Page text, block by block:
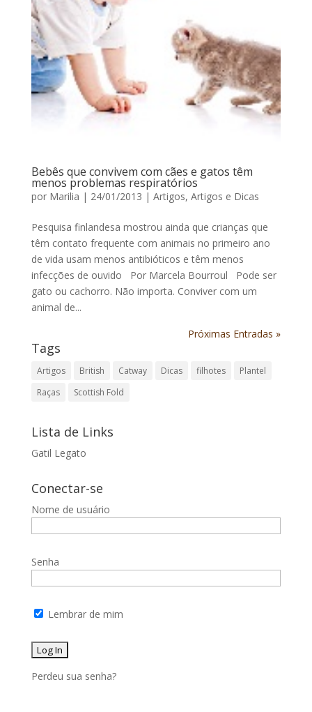
Bebês que convivem com cães e gatos têm
menos problemas respiratórios
por Marilia | 24/01/2013 | Artigos, Artigos e Dicas
Pesquisa finlandesa mostrou ainda que crianças que
têm contato frequente com animais no primeiro ano
de vida usam menos antibióticos e têm menos
infecções de ouvido Por Marcela Bourroul Pode ser
gato ou cachorro. Não importa. Conviver com um
animal de...
Próximas Entradas »
Tags
Artigos British Catway Dicas filhotes
Plantel
Raças
Scottish Fold
Lista de Links
Gatil Legato
Conectar-se
Nome de usuário
Senha
Lembrar de mim
Perdeu sua senha?